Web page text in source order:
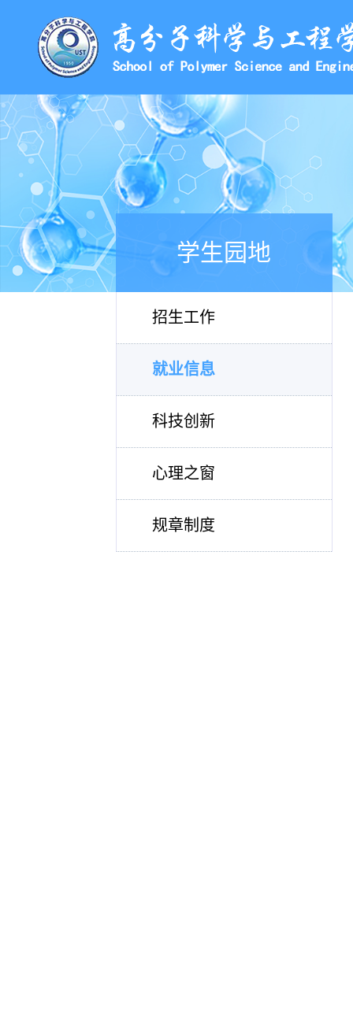
学生园地
招生工作
就业信息
科技创新
心理之窗
规章制度